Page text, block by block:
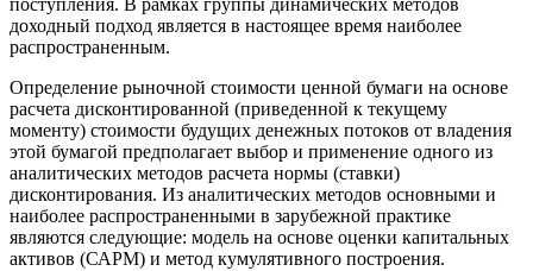
поступления. В рамках группы динамических методов
доходный подход является в настоящее время наиболее
распространенным.
Определение рыночной стоимости ценной бумаги на основе
расчета дисконтированной (приведенной к текущему
моменту) стоимости будущих денежных потоков от владения
этой бумагой предполагает выбор и применение одного из
аналитических методов расчета нормы (ставки)
дисконтирования. Из аналитических методов основными и
наиболее распространенными в зарубежной практике
являются следующие: модель на основе оценки капитальных
активов (САРМ) и метод кумулятивного построения.